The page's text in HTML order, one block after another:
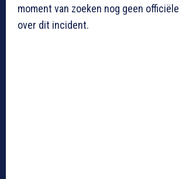
moment van zoeken nog geen
over dit incident.